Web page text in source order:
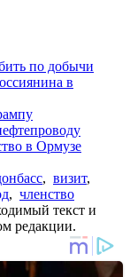
по добычи
в
в Ормузе
, визит,
, членство
текст и
редакции.